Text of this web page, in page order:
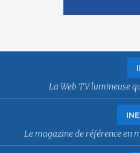
La Web TV lumineuse
Le magazine de référence en